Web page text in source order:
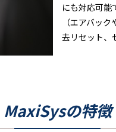
にも対応可能
（エアバッ
去リセット、
MaxiSysの特徴